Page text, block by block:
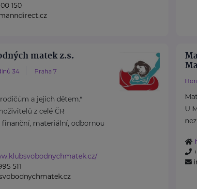
150
matek z.s.
34 Praha 7
a jejich dětem."
z celé ČR
materiální, odbornou
511
U